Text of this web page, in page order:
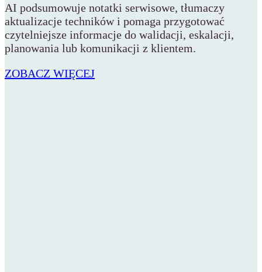
AI podsumowuje notatki serwisowe, tłumaczy
aktualizacje techników i pomaga przygotować
czytelniejsze informacje do walidacji, eskalacji,
planowania lub komunikacji z klientem.
ZOBACZ WIĘCEJ